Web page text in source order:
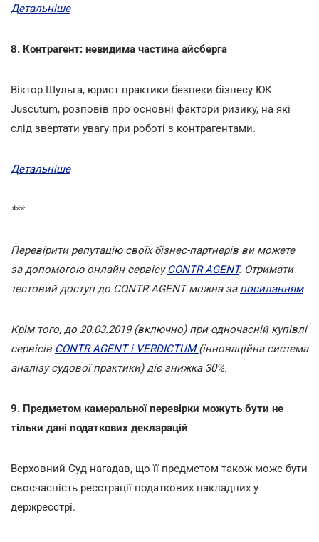
Детальніше
8. Контрагент: невидима частина айсберга
Віктор Шульга, юрист практики безпеки бізнесу ЮК
Juscutum, розповів про основні фактори ризику, на які
слід звертати увагу при роботі з контрагентами.
Детальніше
***
Перевірити репутацію своїх бізнес-партнерів ви можете
за допомогою онлайн-сервісуCONTR AGENT. Отримати
тестовий доступ до СONTR AGENT можна за посиланням
Крім того, до 20.03.2019 (включно) при одночасній купівлі
сервісів CONTR AGENT і VERDICTUM(інноваційна система
аналізу судової практики) діє знижка 30%.
9. Предметом камеральної перевірки можуть бути не
тільки дані податкових декларацій
Верховний Суд нагадав, що її предметом також може бути
своєчасність реєстрації податкових накладних у
держреєстрі.